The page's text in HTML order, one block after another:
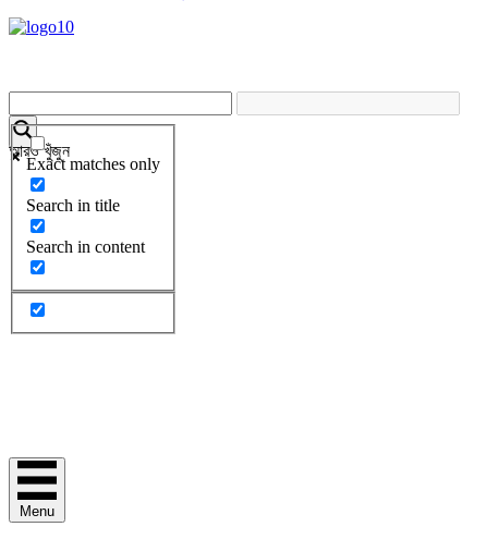
আরও খুঁজুন
Exact matches only
Search in title
Search in content
Menu